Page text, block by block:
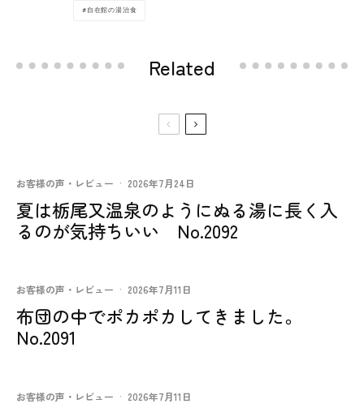
自在館の湯治食
Related
お客様の声・レビュー · 2026年7月24日
夏は栃尾又温泉のようにぬる湯に長く入
るのが気持ちいい No.2092
お客様の声・レビュー · 2026年7月11日
布団の中でポカポカしてきました。
No.2091
お客様の声・レビュー · 2026年7月11日